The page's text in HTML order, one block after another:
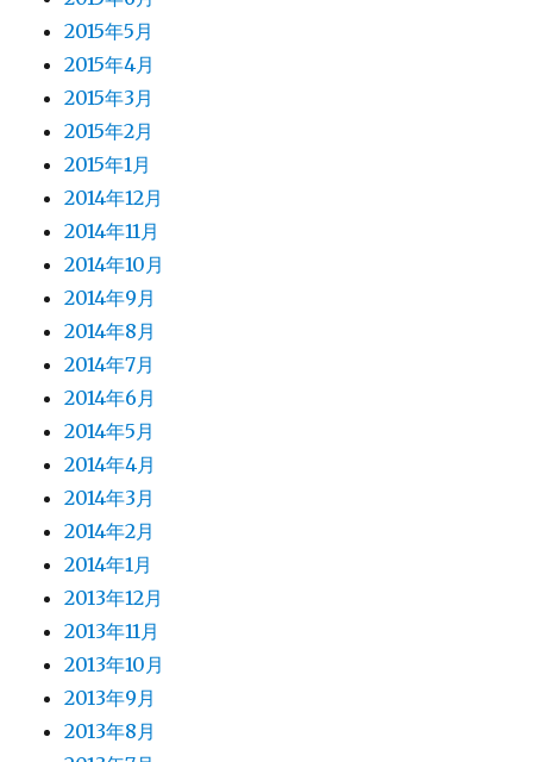
2015年5月
2015年4月
2015年3月
2015年2月
2015年1月
2014年12月
2014年11月
2014年10月
2014年9月
2014年8月
2014年7月
2014年6月
2014年5月
2014年4月
2014年3月
2014年2月
2014年1月
2013年12月
2013年11月
2013年10月
2013年9月
2013年8月